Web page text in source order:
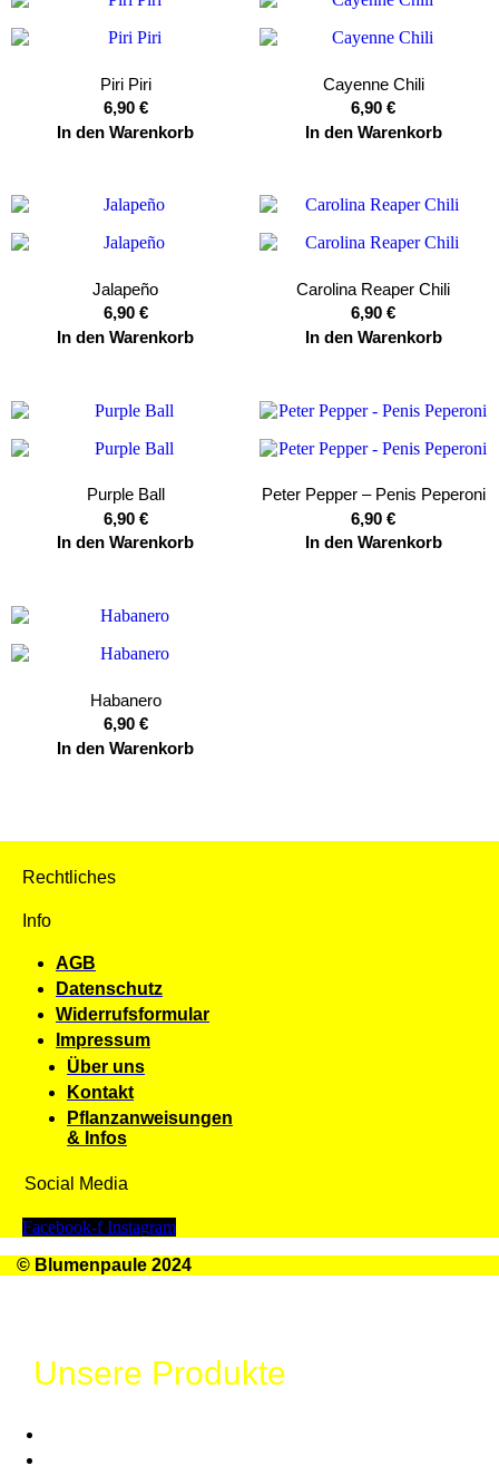
Piri Piri
6,90 €
In den Warenkorb
Cayenne Chili
6,90€
In den Warenkorb
Jalapeño
6,90 €
In den Warenkorb
Carolina Reaper Chili
6,90€
In den Warenkorb
Purple Ball
6,90 €
In den Warenkorb
Peter Pepper – Penis Peperoni
6,90€
In den Warenkorb
Habanero
6,90 €
In den Warenkorb
Rechtliches
Info
AGB
Datenschutz
Widerrufsformular
Impressum
Über uns
Kontakt
Pflanzanweisungen
& Infos
Social Media
Facebook-f Instagram
© Blumenpaule 2024
Unsere Produkte